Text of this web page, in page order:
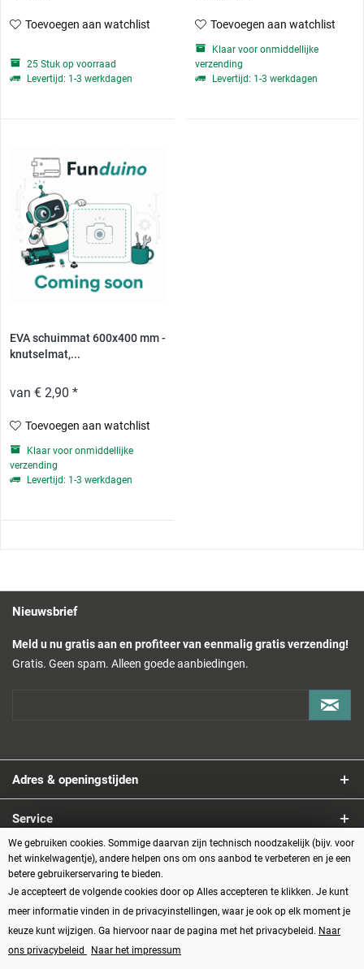
Toevoegen aan watchlist
25 Stuk op voorraad
Levertijd: 1-3 werkdagen
Toevoegen aan watchlist
Klaar voor onmiddellijke
verzending
Levertijd: 1-3 werkdagen
EVA schuimmat 600x400 mm -
knutselmat,...
van € 2,90 *
Toevoegen aan watchlist
Klaar voor onmiddellijke
verzending
Levertijd: 1-3 werkdagen
Nieuwsbrief
Meld u nu gratis aan en profiteer van eenmalig gratis verzending!
Gratis. Geen spam. Alleen goede aanbiedingen.
Adres & openingstijden
Service
Informatie
Betaalmethoden
We gebruiken cookies. Sommige daarvan zijn technisch noodzakelijk (bijv. voor
het winkelwagentje), andere helpen ons om ons aanbod te verbeteren en je een
betere gebruikerservaring te bieden.
Je accepteert de volgende cookies door op Alles accepteren te klikken. Je kunt
meer informatie vinden in de privacyinstellingen, waar je ook op elk moment je
keuze kunt wijzigen. Ga hiervoor naar de pagina met het privacybeleid. Naar
ons privacybeleid
Naar het impressum